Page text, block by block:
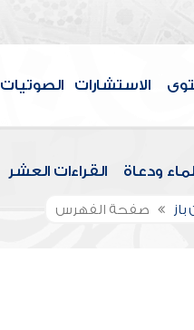
الاستشارات الصوتيات
ودعاة القراءات العشر
صفحة الفهرس